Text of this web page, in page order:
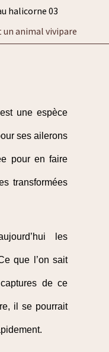
animal vivipare
une espèce
ses ailerons
pour en faire
transformées
les
que l’on sait
de ce
il se pourrait